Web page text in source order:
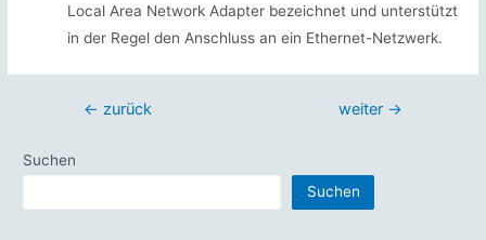
Local Area Network Adapter bezeichnet und unterstützt
in der Regel den Anschluss an ein Ethernet-Netzwerk.
Beitragsnavigation
← zurück weiter →
Suchen
Suchen